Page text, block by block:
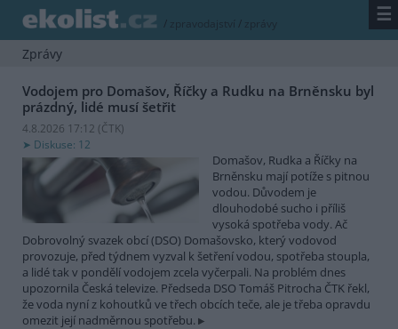
/ zpravodajství / zprávy ☰
Zprávy
Vodojem pro Domašov, Říčky a Rudku na Brněnsku byl
prázdný, lidé musí šetřit
4.8.2026 17:12 (ČTK)
Diskuse: 12
Domašov, Rudka a Říčky na
Brněnsku mají potíže s pitnou
vodou. Důvodem je
dlouhodobé sucho i příliš
vysoká spotřeba vody. Ač
Dobrovolný svazek obcí (DSO) Domašovsko, který vodovod
provozuje, před týdnem vyzval k šetření vodou, spotřeba stoupla,
a lidé tak v pondělí vodojem zcela vyčerpali. Na problém dnes
upozornila Česká televize. Předseda DSO Tomáš Pitrocha ČTK řekl,
že voda nyní z kohoutků ve třech obcích teče, ale je třeba opravdu
omezit její nadměrnou spotřebu.